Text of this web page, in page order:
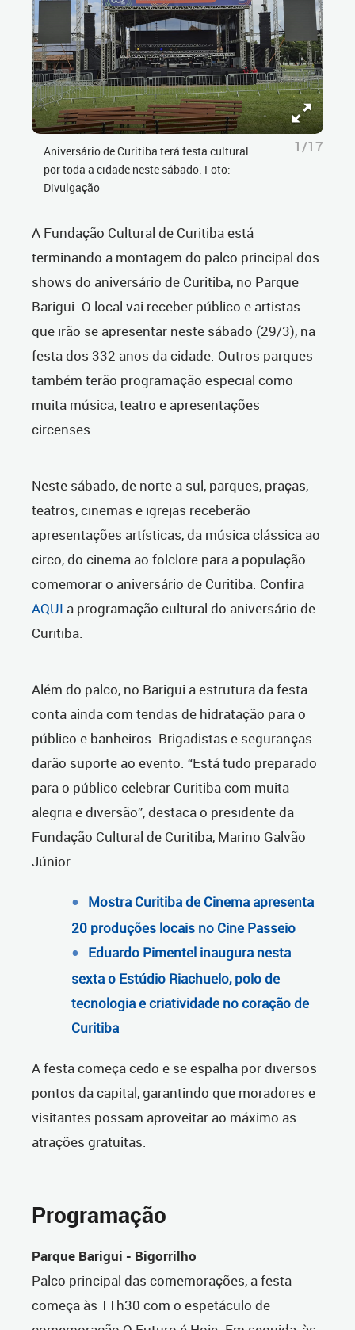
Aniversário de Curitiba terá festa cultural
por toda a cidade neste sábado. Foto:
Divulgação
1/17
A Fundação Cultural de Curitiba está
terminando a montagem do palco principal dos
shows do aniversário de Curitiba, no Parque
Barigui. O local vai receber público e artistas
que irão se apresentar neste sábado (29/3), na
festa dos 332 anos da cidade. Outros parques
também terão programação especial como
muita música, teatro e apresentações
circenses.
Neste sábado, de norte a sul, parques, praças,
teatros, cinemas e igrejas receberão
apresentações artísticas, da música clássica ao
circo, do cinema ao folclore para a população
comemorar o aniversário de Curitiba. Confira
AQUI a programação cultural do aniversário de
Curitiba.
Além do palco, no Barigui a estrutura da festa
conta ainda com tendas de hidratação para o
público e banheiros. Brigadistas e seguranças
darão suporte ao evento. “Está tudo preparado
para o público celebrar Curitiba com muita
alegria e diversão”, destaca o presidente da
Fundação Cultural de Curitiba, Marino Galvão
Júnior.
Mostra Curitiba de Cinema apresenta
20 produções locais no Cine Passeio
Eduardo Pimentel inaugura nesta
sexta o Estúdio Riachuelo, polo de
tecnologia e criatividade no coração de
Curitiba
A festa começa cedo e se espalha por diversos
pontos da capital, garantindo que moradores e
visitantes possam aproveitar ao máximo as
atrações gratuitas.
Programação
Parque Barigui - Bigorrilho
Palco principal das comemorações, a festa
começa às 11h30 com o espetáculo de